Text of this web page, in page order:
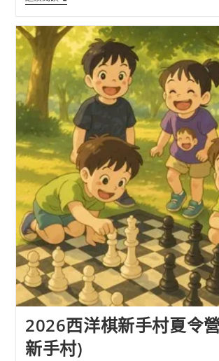
寵
生
體
驗
營
(威
斯
理
美
語)
2026西洋棋新手村夏令
新手村)